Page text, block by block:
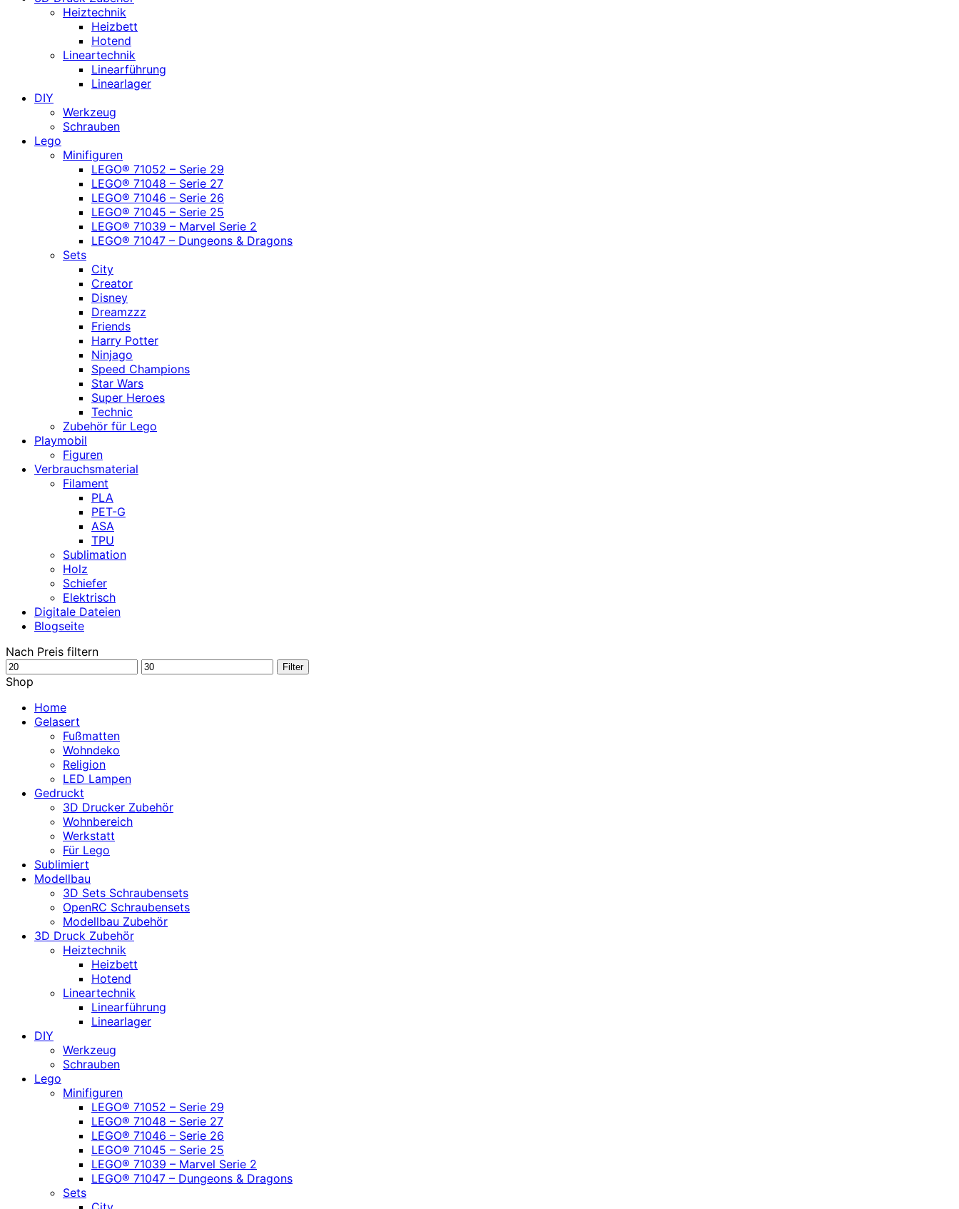
Heiztechnik
Heizbett
Hotend
Lineartechnik
Linearführung
Linearlager
DIY
Werkzeug
Schrauben
Lego
Minifiguren
LEGO® 71052 – Serie 29
LEGO® 71048 – Serie 27
LEGO® 71046 – Serie 26
LEGO® 71045 – Serie 25
LEGO® 71039 – Marvel Serie 2
LEGO® 71047 – Dungeons & Dragons
Sets
City
Creator
Disney
Dreamzzz
Friends
Harry Potter
Ninjago
Speed Champions
Star Wars
Super Heroes
Technic
Zubehör für Lego
Playmobil
Figuren
Verbrauchsmaterial
Filament
PLA
PET-G
ASA
TPU
Sublimation
Holz
Schiefer
Elektrisch
Digitale Dateien
Blogseite
Nach Preis filtern
Min.
Preis
Max.
Filter
Shop
Home
Gelasert
Fußmatten
Wohndeko
Religion
LED Lampen
Gedruckt
3D Drucker Zubehör
Wohnbereich
Werkstatt
Für Lego
Sublimiert
Modellbau
3D Sets Schraubensets
OpenRC Schraubensets
Modellbau Zubehör
3D Druck Zubehör
Heiztechnik
Heizbett
Hotend
Lineartechnik
Linearführung
Linearlager
DIY
Werkzeug
Schrauben
Lego
Minifiguren
LEGO® 71052 – Serie 29
LEGO® 71048 – Serie 27
LEGO® 71046 – Serie 26
LEGO® 71045 – Serie 25
LEGO® 71039 – Marvel Serie 2
LEGO® 71047 – Dungeons & Dragons
Sets